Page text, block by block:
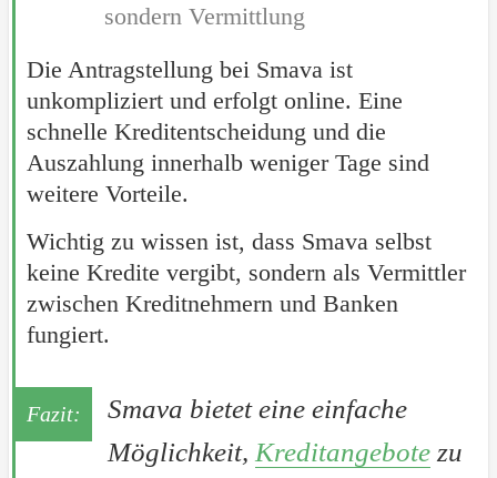
sondern Vermittlung
Die Antragstellung bei Smava ist
unkompliziert und erfolgt online. Eine
schnelle Kreditentscheidung und die
Auszahlung innerhalb weniger Tage sind
weitere Vorteile.
Wichtig zu wissen ist, dass Smava selbst
keine Kredite vergibt, sondern als Vermittler
zwischen Kreditnehmern und Banken
fungiert.
Smava bietet eine einfache
Möglichkeit, Kreditangebotezu